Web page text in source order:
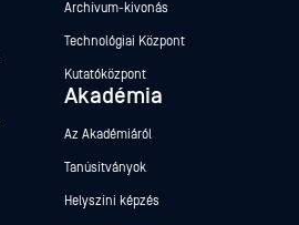
Archívum-kivonás
Technológiai Központ
Kutatóközpont
Akadémia
Az Akadémiáról
Tanúsítványok
Helyszíni képzés